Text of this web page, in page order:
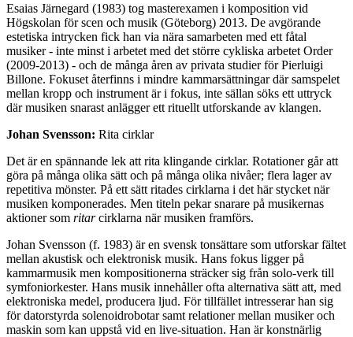
Esaias Järnegard (1983) tog masterexamen i komposition vid
Högskolan för scen och musik (Göteborg) 2013. De avgörande
estetiska intrycken fick han via nära samarbeten med ett fåtal
musiker - inte minst i arbetet med det större cykliska arbetet Order
(2009-2013) - och de många åren av privata studier för Pierluigi
Billone. Fokuset återfinns i mindre kammarsättningar där samspelet
mellan kropp och instrument är i fokus, inte sällan söks ett uttryck
där musiken snarast anlägger ett rituellt utforskande av klangen.
Johan Svensson: Rita cirklar
Det är en spännande lek att rita klingande cirklar. Rotationer går att
göra på många olika sätt och på många olika nivåer; flera lager av
repetitiva mönster. På ett sätt ritades cirklarna i det här stycket när
musiken komponerades. Men titeln pekar snarare på musikernas
aktioner som ritarcirklarna när musiken framförs.
Johan Svensson (f. 1983) är en svensk tonsättare som utforskar fältet
mellan akustisk och elektronisk musik. Hans fokus ligger på
kammarmusik men kompositionerna sträcker sig från solo-verk till
symfoniorkester. Hans musik innehåller ofta alternativa sätt att, med
elektroniska medel, producera ljud. För tillfället intresserar han sig
för datorstyrda solenoidrobotar samt relationer mellan musiker och
maskin som kan uppstå vid en live-situation. Han är konstnärlig